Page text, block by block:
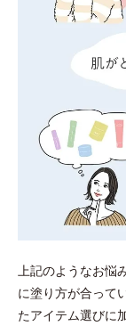
上記のようなお悩
に塗り方が合って
たアイテム選びに